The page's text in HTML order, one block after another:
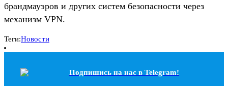
брандмауэров и других систем безопасности через
механизм VPN.
Теги:Новости
Подпишись на наc в Telegram!